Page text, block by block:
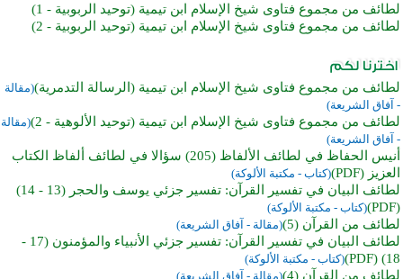
لطائف من مجموع فتاوى شيخ الإسلام ابن تيمية (توحيد الربوبية - 1)
لطائف من مجموع فتاوى شيخ الإسلام ابن تيمية (توحيد الربوبية - 2)
لطائف من مجموع فتاوى شيخ الإسلام ابن تيمية (الرسالة التدمرية)(مقالة
- آفاق الشريعة)
لطائف من مجموع فتاوى شيخ الإسلام ابن تيمية (توحيد الألوهية - 2)
(مقالة
- آفاق الشريعة)
أنيس الحفاظ في لطائف الألفاظ (205) سؤالا في لطائف ألفاظ الكتاب
العزيز (PDF)
(كتاب - مكتبة الألوكة)
لطائف البيان في تفسير القرآن: تفسير جزئي يوسف والحجر (13 - 14)
(PDF)
(كتاب - مكتبة الألوكة)
لطائف من القرآن (5) (مقالة - آفاق الشريعة)
لطائف البيان في تفسير القرآن: تفسير جزئي الأنبياء والمؤمنون (17 -
18) (PDF)
(كتاب - مكتبة الألوكة)
لطائف من القرآن (4) (مقالة - آفاق الشريعة)